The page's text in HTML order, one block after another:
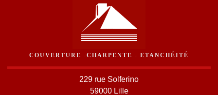
COUVERTURE -CHARPENTE - ETANCHÉITÉ
229 rue Solferino
59000 Lille